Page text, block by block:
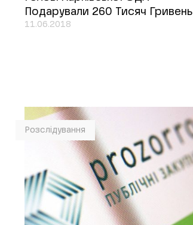
Подарували 260 Тисяч Гривень
11.06.2018
Розслідування